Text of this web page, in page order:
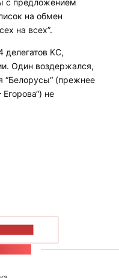
с предложением
на обмен
на всех”.
КС,
Один воздержался,
“Белорусы“ (прежнее
не